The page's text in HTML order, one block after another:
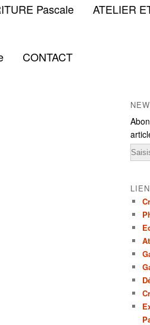
Pascale
ATELIER
CONTACT
Email